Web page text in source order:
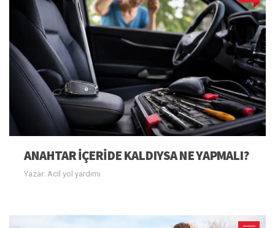
ANAHTAR IÇERIDE KALDIYSA NE YAPMALI?
Yazar: Acil yol yardımı